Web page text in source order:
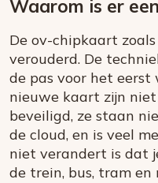
Waarom is er
De ov-chipkaart
verouderd. De
de pas voor het eerst
nieuwe kaart zijn
beveiligd, ze staan
de cloud, en is veel
niet verandert is dat
de trein, bus, tram